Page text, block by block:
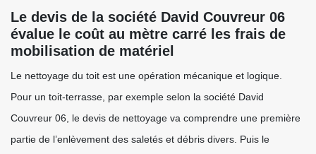
Le devis de la société David Couvreur 06
évalue le coût au mètre carré les frais de
mobilisation de matériel
Le nettoyage du toit est une opération mécanique et logique.
Pour un toit-terrasse, par exemple selon la société David
Couvreur 06, le devis de nettoyage va comprendre une première
partie de l’enlèvement des saletés et débris divers. Puis le